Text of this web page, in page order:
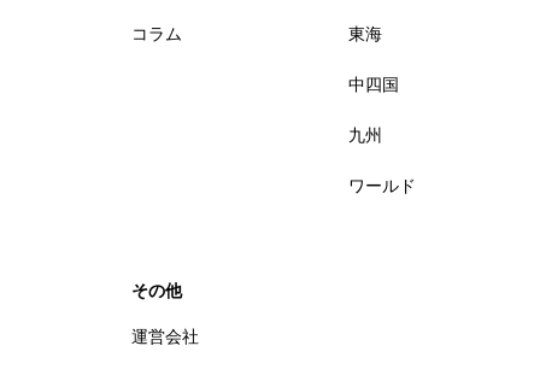
コラム 東海
中四国
九州
ワールド
その他
運営会社